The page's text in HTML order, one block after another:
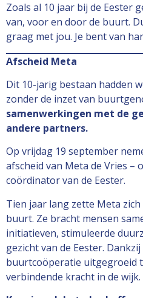
Zoals al 10 jaar bij de Eester
van, voor en door de buurt.
graag met jou. Je bent van
Afscheid Meta
Dit 10-jarig bestaan hadden
zonder de inzet van
samenwerkingen met de
andere partners.
Op vrijdag 19 september
afscheid van Meta de Vries –
coördinator van de Eester.
Tien jaar lang zette Meta
buurt. Ze bracht mensen
initiatieven, stimuleerde
gezicht van de Eester.
buurtcoöperatie uitgegroeid
verbindende kracht in de wijk.